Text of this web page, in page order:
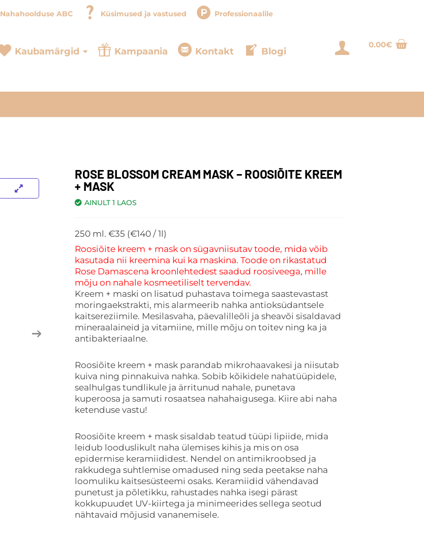
Nahahoolduse ABC Küsimused ja vastused Professionaalile
Kaubamärgid Kampaania Kontakt Blogi Login0.00€
ROSE BLOSSOM CREAM MASK – ROOSIÕITE KREEM
+ MASK
AINULT 1 LAOS
250 ml. €35 (€140 / 1l)
Roosiõite kreem + mask on sügavniisutav toode, mida võib
kasutada nii kreemina kui ka maskina. Toode on rikastatud
Rose Damascena kroonlehtedest saadud roosiveega, mille
mõju on nahale kosmeetiliselt tervendav.
Kreem + maski on lisatud puhastava toimega saastevastast
moringaekstrakti, mis alarmeerib nahka antioksüdantsele
kaitsereziimile. Mesilasvaha, päevalilleõli ja sheavõi sisaldavad
mineraalaineid ja vitamiine, mille mõju on toitev ning ka ja
antibakteriaalne.
Roosiõite kreem + mask parandab mikrohaavakesi ja niisutab
kuiva ning pinnakuiva nahka. Sobib kõikidele nahatüüpidele,
sealhulgas tundlikule ja ärritunud nahale, punetava
kuperoosa ja samuti rosaatsea nahahaigusega. Kiire abi naha
ketenduse vastu!
Roosiõite kreem + mask sisaldab teatud tüüpi lipiide, mida
leidub looduslikult naha ülemises kihis ja mis on osa
epidermise keramiididest. Nendel on antimikroobsed ja
rakkudega suhtlemise omadused ning seda peetakse naha
loomuliku kaitsesüsteemi osaks. Keramiidid vähendavad
punetust ja põletikku, rahustades nahka isegi pärast
kokkupuudet UV-kiirtega ja minimeerides sellega seotud
nähtavaid mõjusid vananemisele.